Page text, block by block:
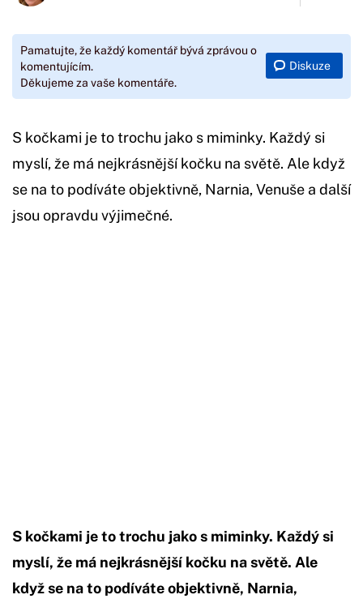
Pamatujte, že každý komentář bývá zprávou o
komentujícím.
Děkujeme za vaše komentáře.
Diskuze
S kočkami je to trochu jako s miminky. Každý si
myslí, že má nejkrásnější kočku na světě. Ale když
se na to podíváte objektivně, Narnia, Venuše a další
jsou opravdu výjimečné.
S kočkami je to trochu jako s miminky. Každý si
myslí, že má nejkrásnější kočku na světě. Ale
když se na to podíváte objektivně, Narnia,